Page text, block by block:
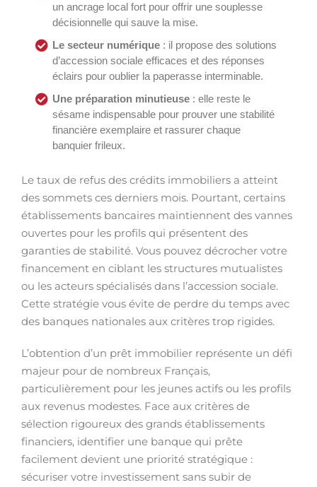
un ancrage local fort pour offrir une souplesse
décisionnelle qui sauve la mise.
Le secteur numérique : il propose des solutions
d’accession sociale efficaces et des réponses
éclairs pour oublier la paperasse interminable.
Une préparation minutieuse : elle reste le
sésame indispensable pour prouver une stabilité
financière exemplaire et rassurer chaque
banquier frileux.
Le taux de refus des crédits immobiliers a atteint
des sommets ces derniers mois. Pourtant, certains
établissements bancaires maintiennent des vannes
ouvertes pour les profils qui présentent des
garanties de stabilité. Vous pouvez décrocher votre
financement en ciblant les structures mutualistes
ou les acteurs spécialisés dans l’accession sociale.
Cette stratégie vous évite de perdre du temps avec
des banques nationales aux critères trop rigides.
L’obtention d’un prêt immobilier représente un défi
majeur pour de nombreux Français,
particulièrement pour les jeunes actifs ou les profils
aux revenus modestes. Face aux critères de
sélection rigoureux des grands établissements
financiers, identifier une banque qui prête
facilement devient une priorité stratégique :
sécuriser votre investissement sans subir de